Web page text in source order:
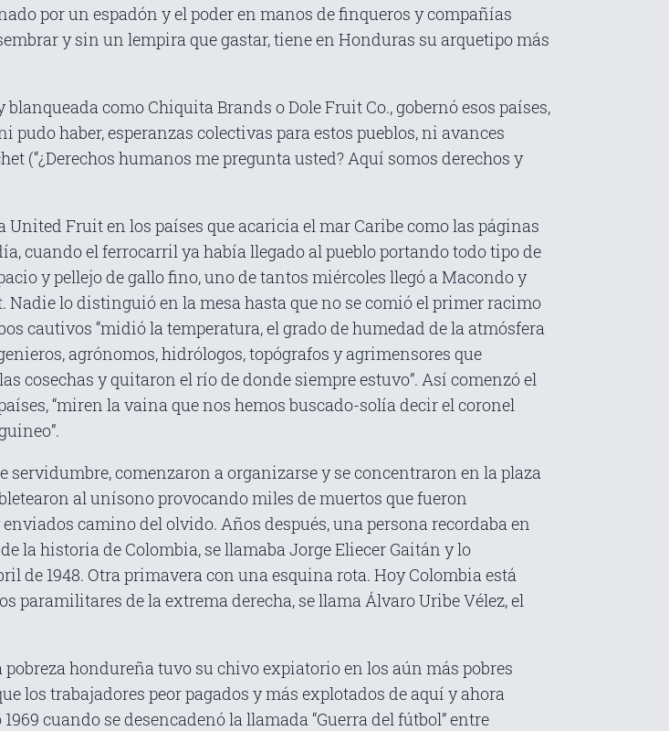
por un espadón y el poder en manos de finqueros y compañías
y sin un lempira que gastar, tiene en Honduras su arquetipo más
como Chiquita Brands o Dole Fruit Co., gobernó esos países,
pudo haber, esperanzas colectivas para estos pueblos, ni avances
(“¿Derechos humanos me pregunta usted? Aquí somos derechos y
Fruit en los países que acaricia el mar Caribe como las páginas
cuando el ferrocarril ya había llegado al pueblo portando todo tipo de
y pellejo de gallo fino, uno de tantos miércoles llegó a Macondo y
lo distinguió en la mesa hasta que no se comió el primer racimo
cautivos “midió la temperatura, el grado de humedad de la atmósfera
agrónomos, hidrólogos, topógrafos y agrimensores que
cosechas y quitaron el río de donde siempre estuvo”. Así comenzó el
“miren la vaina que nos hemos buscado-solía decir el coronel
comenzaron a organizarse y se concentraron en la plaza
al unísono provocando miles de muertos que fueron
camino del olvido. Años después, una persona recordaba en
la historia de Colombia, se llamaba Jorge Eliecer Gaitán y lo
de 1948. Otra primavera con una esquina rota. Hoy Colombia está
paramilitares de la extrema derecha, se llama Álvaro Uribe Vélez, el
hondureña tuvo su chivo expiatorio en los aún más pobres
los trabajadores peor pagados y más explotados de aquí y ahora
cuando se desencadenó la llamada “Guerra del fútbol” entre